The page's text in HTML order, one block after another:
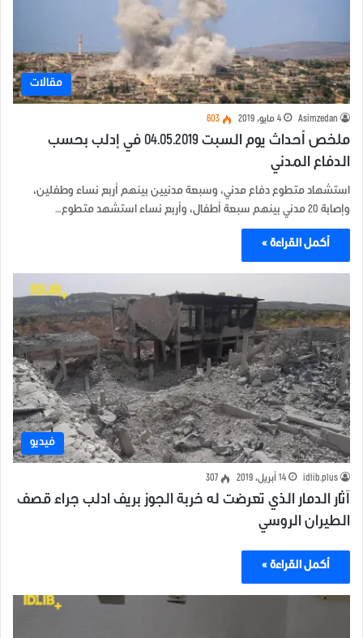
مقالات
Asimzedan 4 مايو، 2019 603
ملخص أحداث يوم السبت 04.05.2019 في إدلب بحسب
الدفاع المدني
استشهاد متطوع دفاع مدني، وسبعة مدنيين بينهم أربع نساء وطفلين،
وإصابة 20 مدني بينهم سبعة أطفال، وأربع نساء استشهد متطوع…
أكمل القراءة »
فيديو
idlib.plus 14 أبريل، 2019 307
آثار الدمار الذي تعرضت له خربة الجوز بريف ادلب جراء قصف
الطيران الروسي
أكمل القراءة »